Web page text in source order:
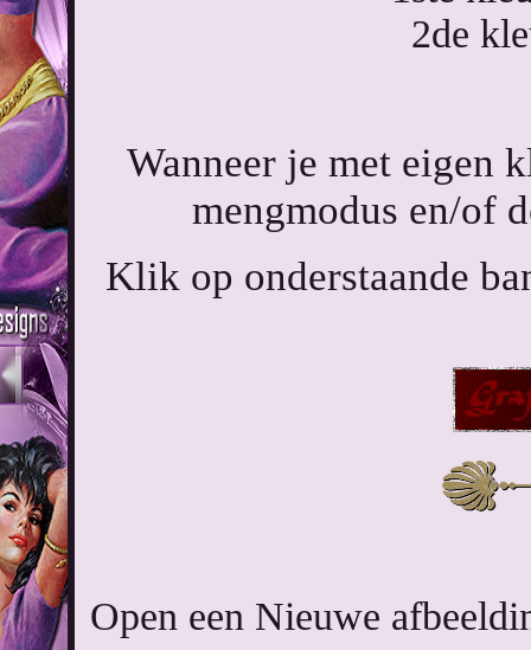
2de
Wanneer je met eigen
mengmodus en/of
Klik op onderstaande
Open een Nieuwe